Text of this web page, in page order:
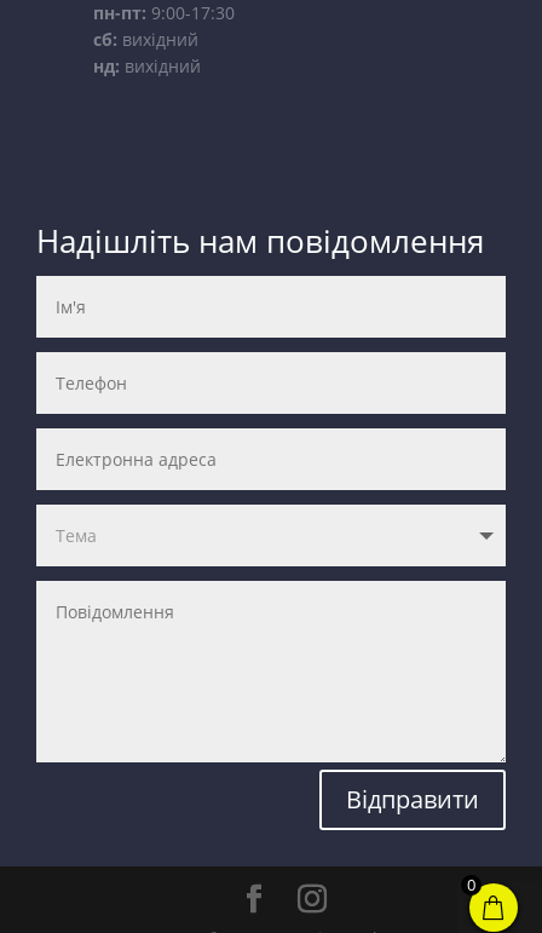
пн-пт: 9:00-17:30
сб: вихідний
нд: вихідний
Надішліть нам повідомлення
Відправити
0